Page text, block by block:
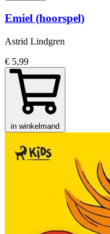
Emiel (hoorspel)
Astrid Lindgren
€ 5,99
in winkelmand